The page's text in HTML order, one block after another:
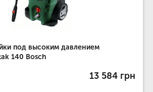
под высоким давлением
140 Bosch
13 584 грн